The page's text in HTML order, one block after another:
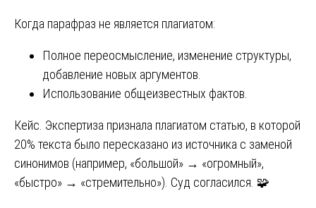
Когда парафраз не является плагиатом:
Полное переосмысление, изменение структуры,
добавление новых аргументов.
Использование общеизвестных фактов.
Кейс. Экспертиза признала плагиатом статью, в которой
20% текста было пересказано из источника с заменой
синонимов (например, «большой» → «огромный»,
«быстро» → «стремительно»). Суд согласился. 🧩